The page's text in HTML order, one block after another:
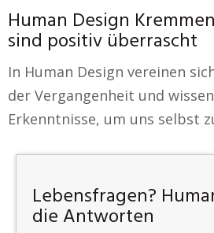
Human Design
sind positiv überrascht
In Human Design vereinen
der Vergangenheit und
Erkenntnisse, um uns selbst
Lebensfragen?
die Antworten